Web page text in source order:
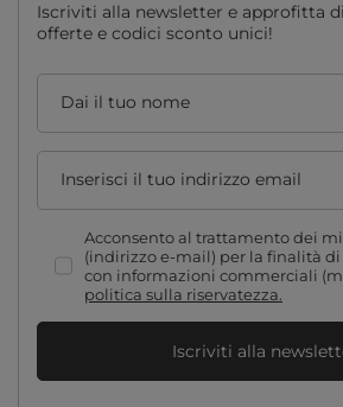
Iscriviti alla newsletter e approfitta
offerte e codici sconto unici!
Dai il tuo nome
Inserisci il tuo indirizzo email
Acconsento al trattamento dei
(indirizzo e-mail) per la finalità
con informazioni commerciali
politica sulla riservatezza.
Iscriviti alla